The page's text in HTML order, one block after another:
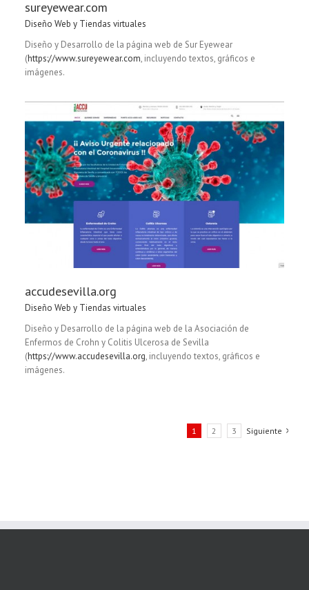
sureyewear.com
Diseño Web y Tiendas virtuales
Diseño y Desarrollo de la página web de Sur Eyewear
(https://www.sureyewear.com, incluyendo textos, gráficos e
imágenes.
accudesevilla.org
Diseño Web y Tiendas virtuales
Diseño y Desarrollo de la página web de la Asociación de
Enfermos de Crohn y Colitis Ulcerosa de Sevilla
(https://www.accudesevilla.org, incluyendo textos, gráficos e
imágenes.
1 2 3 Siguiente